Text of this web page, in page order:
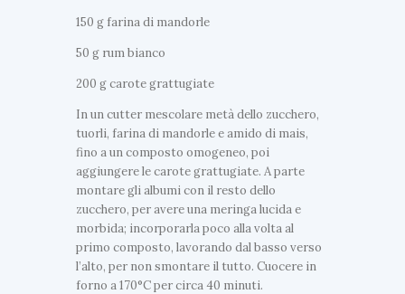
150 g farina di mandorle
50 g rum bianco
200 g carote grattugiate
In un cutter mescolare metà dello zucchero,
tuorli, farina di mandorle e amido di mais,
fino a un composto omogeneo, poi
aggiungere le carote grattugiate. A parte
montare gli albumi con il resto dello
zucchero, per avere una meringa lucida e
morbida; incorporarla poco alla volta al
primo composto, lavorando dal basso verso
l’alto, per non smontare il tutto. Cuocere in
forno a 170°C per circa 40 minuti.